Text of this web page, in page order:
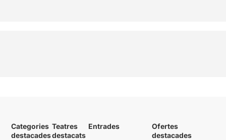
Categories
destacades
Teatres
destacats
Entrades
Ofertes
destacades